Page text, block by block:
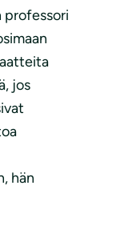
professori
jos
hän